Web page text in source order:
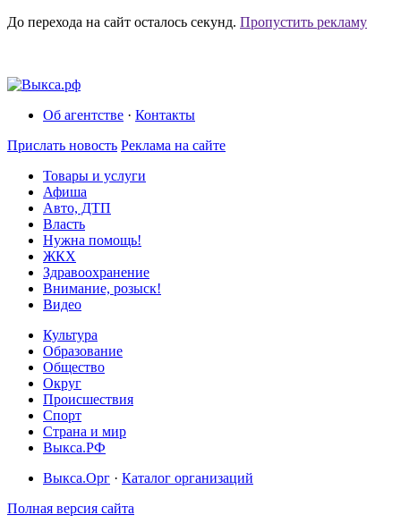
До перехода на сайт осталось секунд. Пропустить рекламу
Об агентстве · Контакты
Прислать новость Реклама на сайте
Товары и услуги
Афиша
Авто, ДТП
Власть
Нужна помощь!
ЖКХ
Здравоохранение
Внимание, розыск!
Видео
Культура
Образование
Общество
Округ
Происшествия
Спорт
Страна и мир
Выкса.РФ
Выкса.Орг · Каталог организаций
Полная версия сайта